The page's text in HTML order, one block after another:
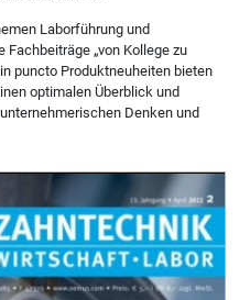
Laborführung und
„von Kollege zu
puncto Produktneuheiten bieten
optimalen Überblick und
Denken und